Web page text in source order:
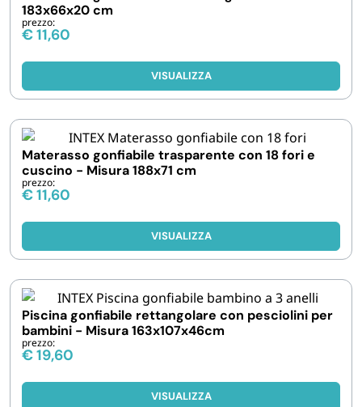
183x66x20 cm
prezzo:
€11,60
VISUALIZZA
Materasso gonfiabile trasparente con 18 fori e
cuscino - Misura 188x71 cm
prezzo:
€11,60
VISUALIZZA
Piscina gonfiabile rettangolare con pesciolini per
bambini - Misura 163x107x46cm
prezzo:
€19,60
VISUALIZZA